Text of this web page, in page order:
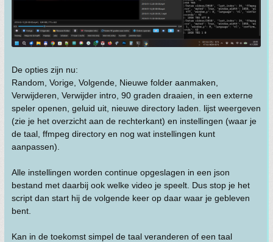
De opties zijn nu:
Random, Vorige, Volgende, Nieuwe folder aanmaken,
Verwijderen, Verwijder intro, 90 graden draaien, in een externe
speler openen, geluid uit, nieuwe directory laden. lijst weergeven
(zie je het overzicht aan de rechterkant) en instellingen (waar je
de taal, ffmpeg directory en nog wat instellingen kunt
aanpassen).
Alle instellingen worden continue opgeslagen in een json
bestand met daarbij ook welke video je speelt. Dus stop je het
script dan start hij de volgende keer op daar waar je gebleven
bent.
Kan in de toekomst simpel de taal veranderen of een taal